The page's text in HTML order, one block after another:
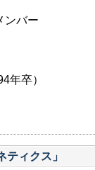
ンバー
年卒）
ティクス」